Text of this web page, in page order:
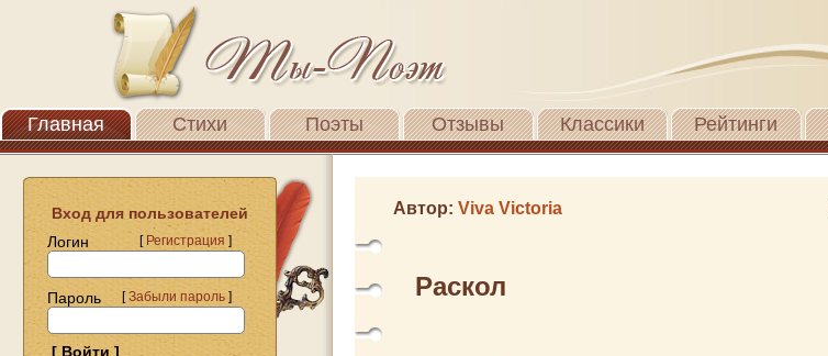
Главная Стихи Поэты Отзывы Классики Рейтинги
Вход для пользователей
Логин
[Регистрация]
Пароль [Забыли пароль]
Автор: Viva Victoria
Раскол